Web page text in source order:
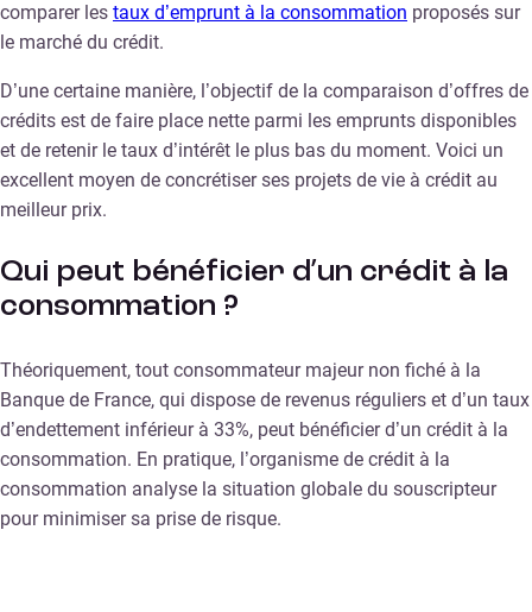
comparer les taux d’emprunt à la consommation proposés sur
le marché du crédit.
D’une certaine manière, l’objectif de la comparaison d’offres de
crédits est de faire place nette parmi les emprunts disponibles
et de retenir le taux d’intérêt le plus bas du moment. Voici un
excellent moyen de concrétiser ses projets de vie à crédit au
meilleur prix.
Qui peut bénéficier d’un crédit à la
consommation ?
Théoriquement, tout consommateur majeur non fiché à la
Banque de France, qui dispose de revenus réguliers et d’un taux
d’endettement inférieur à 33%, peut bénéficier d’un crédit à la
consommation. En pratique, l’organisme de crédit à la
consommation analyse la situation globale du souscripteur
pour minimiser sa prise de risque.